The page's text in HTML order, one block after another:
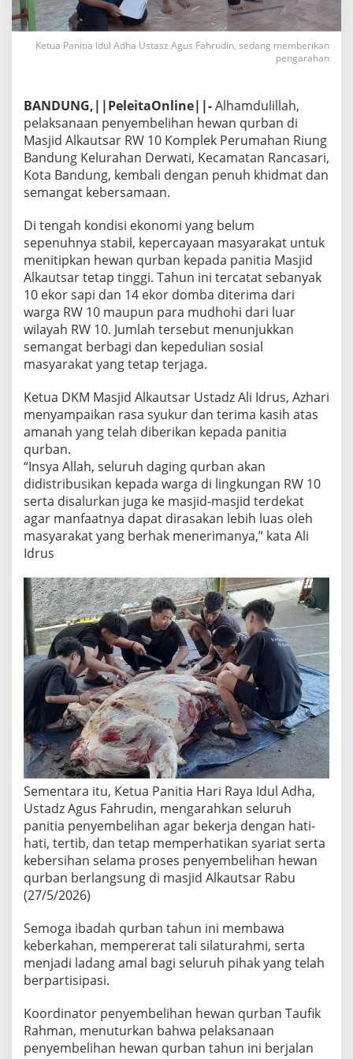
Ketua Panitia Idul Adha Ustasz Agus Fahrudin, sedang memberikan
pengarahan
BANDUNG,||PeleitaOnline||-Alhamdulillah,
pelaksanaan penyembelihan hewan qurban di
Masjid Alkautsar RW 10 Komplek Perumahan Riung
Bandung Kelurahan Derwati, Kecamatan Rancasari,
Kota Bandung, kembali dengan penuh khidmat dan
semangat kebersamaan.
Di tengah kondisi ekonomi yang belum
sepenuhnya stabil, kepercayaan masyarakat untuk
menitipkan hewan qurban kepada panitia Masjid
Alkautsar tetap tinggi. Tahun ini tercatat sebanyak
10 ekor sapi dan 14 ekor domba diterima dari
warga RW 10 maupun para mudhohi dari luar
wilayah RW 10. Jumlah tersebut menunjukkan
semangat berbagi dan kepedulian sosial
masyarakat yang tetap terjaga.
Ketua DKM Masjid Alkautsar Ustadz Ali Idrus, Azhari
menyampaikan rasa syukur dan terima kasih atas
amanah yang telah diberikan kepada panitia
qurban.
“Insya Allah, seluruh daging qurban akan
didistribusikan kepada warga di lingkungan RW 10
serta disalurkan juga ke masjid-masjid terdekat
agar manfaatnya dapat dirasakan lebih luas oleh
masyarakat yang berhak menerimanya,” kata Ali
Idrus
Sementara itu, Ketua Panitia Hari Raya Idul Adha,
Ustadz Agus Fahrudin, mengarahkan seluruh
panitia penyembelihan agar bekerja dengan hati-
hati, tertib, dan tetap memperhatikan syariat serta
kebersihan selama proses penyembelihan hewan
qurban berlangsung di masjid Alkautsar Rabu
(27/5/2026)
Semoga ibadah qurban tahun ini membawa
keberkahan, mempererat tali silaturahmi, serta
menjadi ladang amal bagi seluruh pihak yang telah
berpartisipasi.
Koordinator penyembelihan hewan qurban Taufik
Rahman, menuturkan bahwa pelaksanaan
penyembelihan hewan qurban tahun ini berjalan